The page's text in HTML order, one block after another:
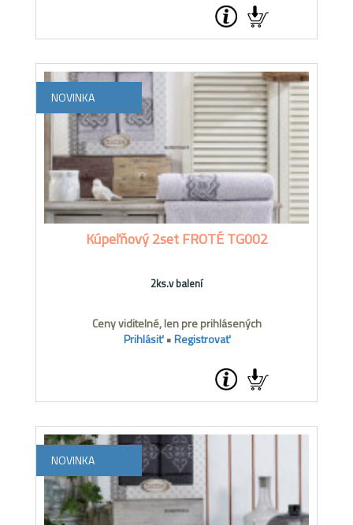
NOVINKA
Kúpeľňový 2set FROTÉ TG002
2ks.v balení
Ceny viditelné, len pre prihlásených
Prihlásiť•Registrovať
NOVINKA